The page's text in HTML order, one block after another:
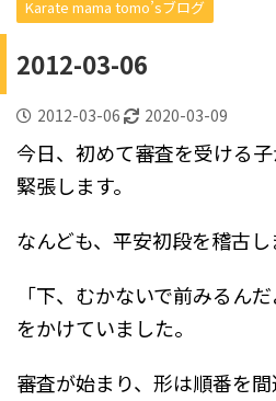
Karate mama tomo’sブログ
2012-03-06
2012-03-06 2020-03-09
今日、初めて審査を受ける子
緊張します。
なんども、平安初段を稽古し
「下、むかないで前みるん
をかけていました。
審査が始まり、形は順番を間